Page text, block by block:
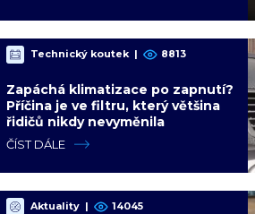
Technický koutek | 8813
Zapáchá klimatizace po zapnutí?
Příčina je ve filtru, který většina
řidičů nikdy nevyměnila
ČÍST DÁLE
Aktuality | 14045